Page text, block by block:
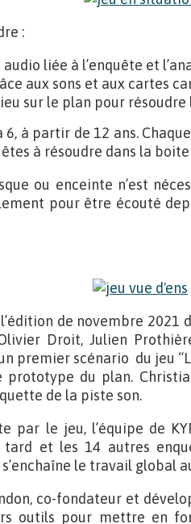
:
liée à l’enquête et
aux sons et aux cartes
sur le plan pour résoudre
6, à partir de 12 ans.
à résoudre dans la
ou enceinte n’est
pour être écouté
l’édition de novembre 2021
Droit, Julien
premier scénario du jeu
prototype du plan.
de la piste son.
par le jeu, l’équipe de
et les 14 autres
le travail global
co-fondateur et
outils pour mettre en